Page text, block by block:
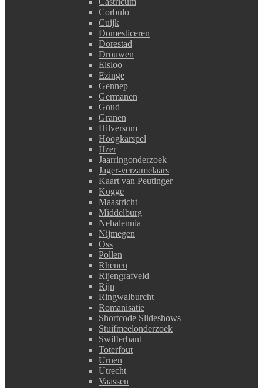
Corbulo
Cuijk
Domesticeren
Dorestad
Drouwen
Elsloo
Ezinge
Gennep
Germanen
Goud
Granen
Hilversum
Hoogkarspel
IJzer
Jaarringonderzoek
Jager-verzamelaars
Kaart van Peutinger
Kogge
Maastricht
Middelburg
Nehalennia
Nijmegen
Oss
Pollen
Rhenen
Rijengrafveld
Rijn
Ringwalburcht
Romanisatie
Shortcode Slideshows
Stuifmeelonderzoek
Swifterbant
Toterfout
Urnen
Utrecht
Vaassen